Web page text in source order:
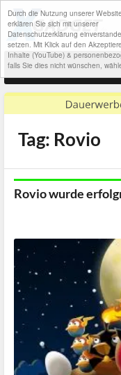
Durch die Nutzung unserer
erklären Sie sich mit unserer
Datenschutzerklärung
setzen. Mit Klick auf den
Inhalte (YouTube) &
falls Sie dies nicht wünschen,
Tag: Rovio
Rovio wurde